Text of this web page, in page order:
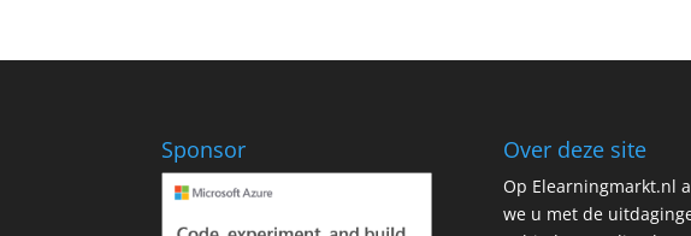
Sponsor Over deze site
Op Elearningmarkt.nl
we u met de